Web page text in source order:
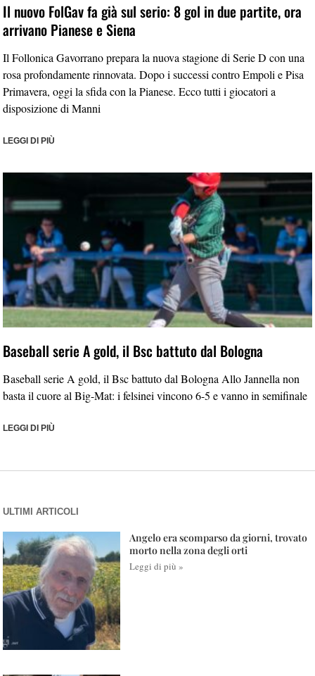
Il nuovo FolGav fa già sul serio: 8 gol in due partite, ora
arrivano Pianese e Siena
Il Follonica Gavorrano prepara la nuova stagione di Serie D con una
rosa profondamente rinnovata. Dopo i successi contro Empoli e Pisa
Primavera, oggi la sfida con la Pianese. Ecco tutti i giocatori a
disposizione di Manni
LEGGI DI PIÙ
Baseball serie A gold, il Bsc battuto dal Bologna
Baseball serie A gold, il Bsc battuto dal Bologna Allo Jannella non
basta il cuore al Big-Mat: i felsinei vincono 6-5 e vanno in semifinale
LEGGI DI PIÙ
ULTIMI ARTICOLI
Angelo era scomparso da giorni, trovato
morto nella zona degli orti
Leggi di più »